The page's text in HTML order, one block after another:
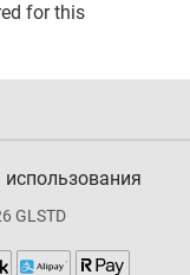
for this
использования
GLSTD